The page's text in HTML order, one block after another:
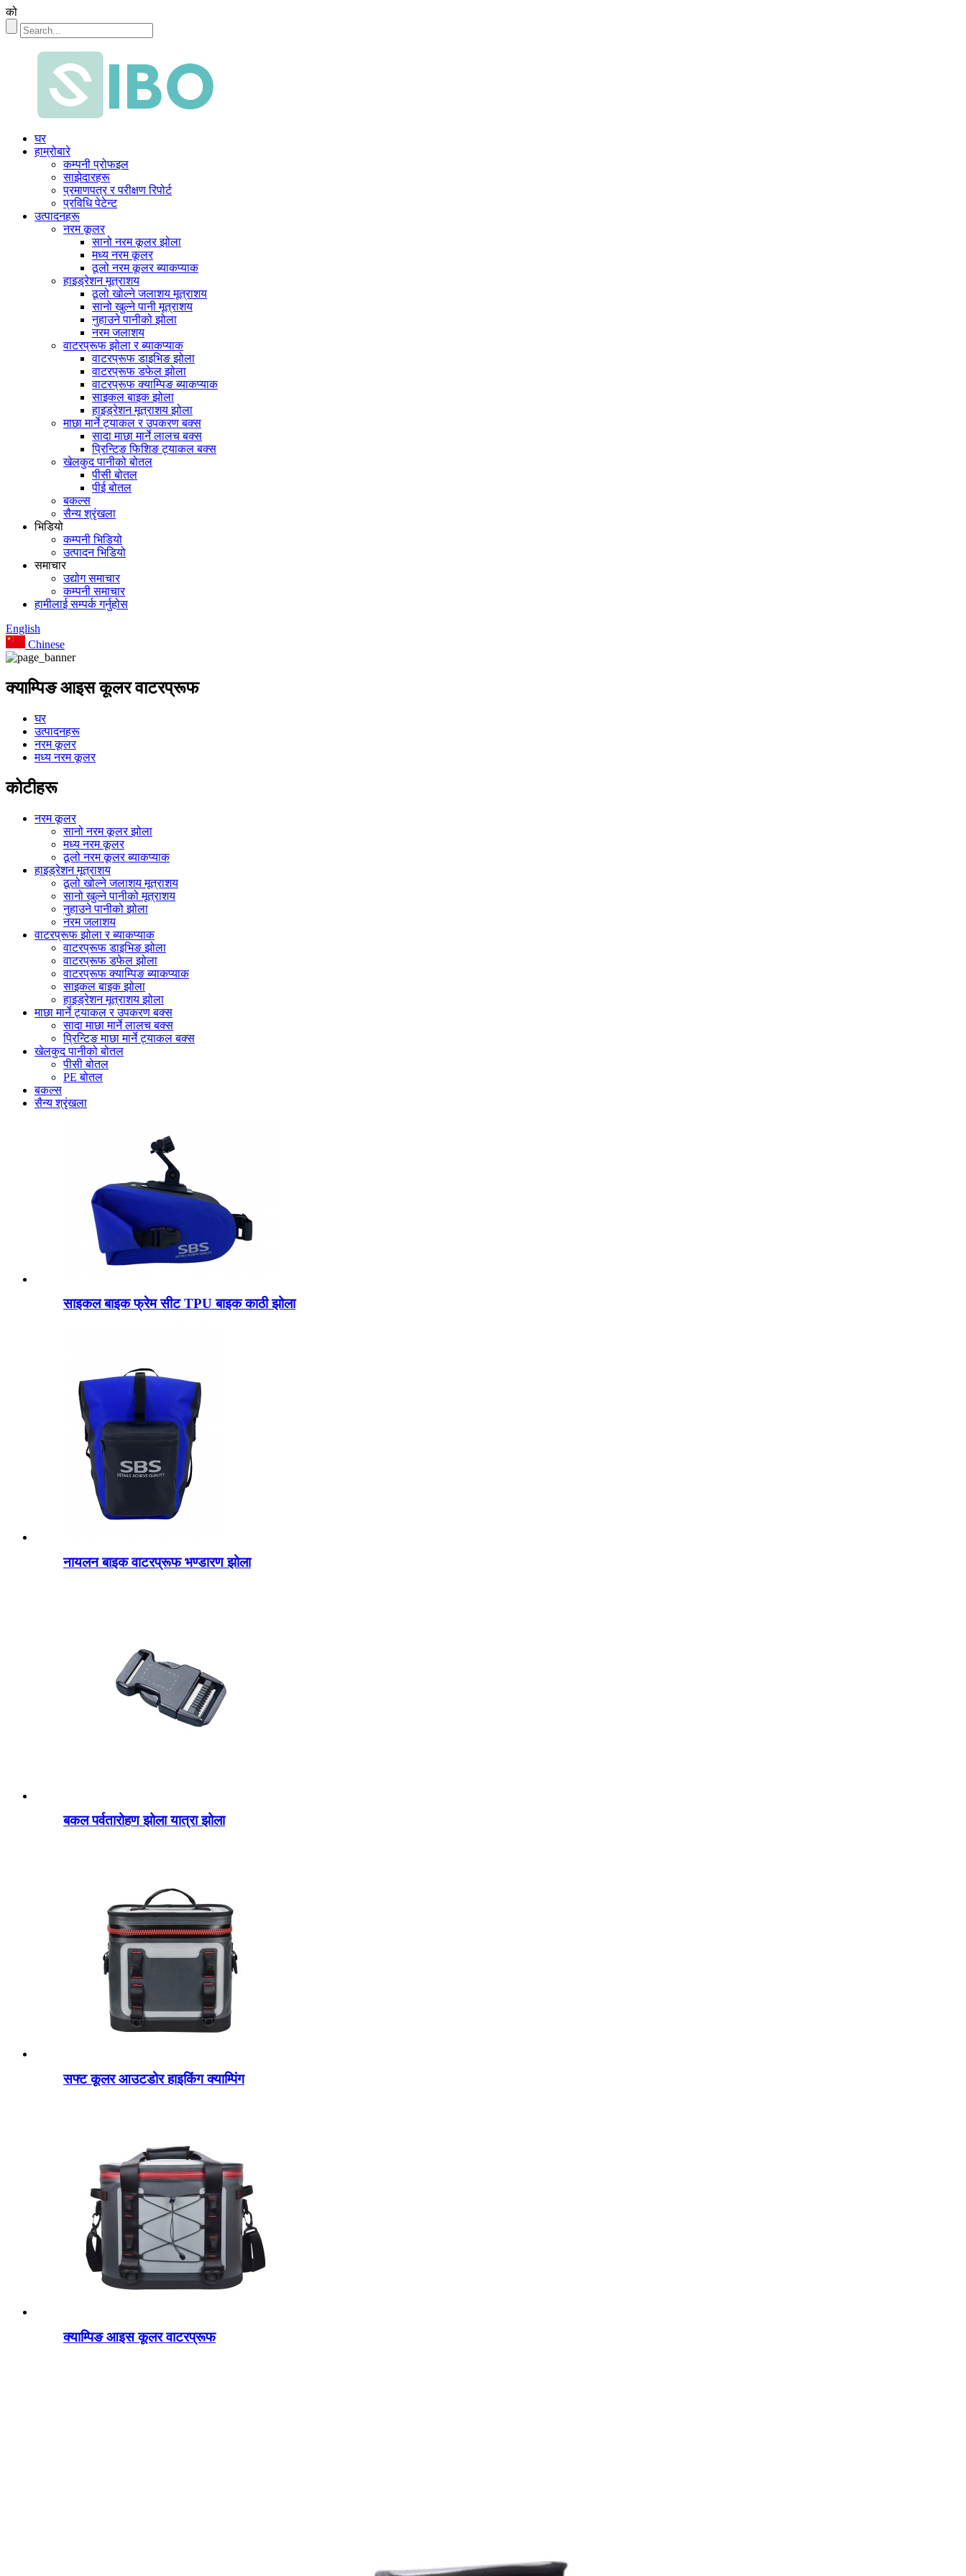
को
घर
हाम्रोबारे
कम्पनी प्रोफइल
साझेदारहरू
प्रमाणपत्र र परीक्षण रिपोर्ट
प्रविधि पेटेन्ट
उत्पादनहरू
नरम कूलर
सानो नरम कूलर झोला
मध्य नरम कूलर
ठूलो नरम कूलर ब्याकप्याक
हाइड्रेशन मूत्राशय
ठूलो खोल्ने जलाशय मूत्राशय
सानो खुल्ने पानी मूत्राशय
नुहाउने पानीको झोला
नरम जलाशय
वाटरप्रूफ झोला र ब्याकप्याक
वाटरप्रूफ डाइभिङ झोला
वाटरप्रूफ डफेल झोला
वाटरप्रूफ क्याम्पिङ ब्याकप्याक
साइकल बाइक झोला
हाइड्रेशन मूत्राशय झोला
माछा मार्ने ट्याकल र उपकरण बक्स
सादा माछा मार्ने लालच बक्स
प्रिन्टिङ फिशिङ ट्याकल बक्स
खेलकुद पानीको बोतल
पीसी बोतल
पीई बोतल
बकल्स
सैन्य श्रृंखला
भिडियो
कम्पनी भिडियो
उत्पादन भिडियो
समाचार
उद्योग समाचार
कम्पनी समाचार
हामीलाई सम्पर्क गर्नुहोस
English
Chinese
क्याम्पिङ आइस कूलर वाटरप्रूफ
घर
उत्पादनहरू
नरम कूलर
मध्य नरम कूलर
कोटीहरू
नरम कूलर
सानो नरम कूलर झोला
मध्य नरम कूलर
ठूलो नरम कूलर ब्याकप्याक
हाइड्रेशन मूत्राशय
ठूलो खोल्ने जलाशय मूत्राशय
सानो खुल्ने पानीको मूत्राशय
नुहाउने पानीको झोला
नरम जलाशय
वाटरप्रूफ झोला र ब्याकप्याक
वाटरप्रूफ डाइभिङ झोला
वाटरप्रूफ डफेल झोला
वाटरप्रूफ क्याम्पिङ ब्याकप्याक
साइकल बाइक झोला
हाइड्रेशन मूत्राशय झोला
माछा मार्ने ट्याकल र उपकरण बक्स
सादा माछा मार्ने लालच बक्स
प्रिन्टिङ माछा मार्ने ट्याकल बक्स
खेलकुद पानीको बोतल
पीसी बोतल
PE बोतल
बकल्स
सैन्य श्रृंखला
साइकल बाइक फ्रेम सीट TPU बाइक काठी झोला
नायलन बाइक वाटरप्रूफ भण्डारण झोला
बकल पर्वतारोहण झोला यात्रा झोला
सफ्ट कूलर आउटडोर हाइकिंग क्याम्पिंग
क्याम्पिङ आइस कूलर वाटरप्रूफ